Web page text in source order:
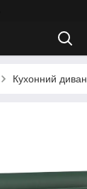
Кухонний диван